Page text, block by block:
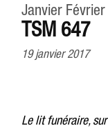
Janvier
TSM 647
19 janvier 2017
Le lit funéraire,